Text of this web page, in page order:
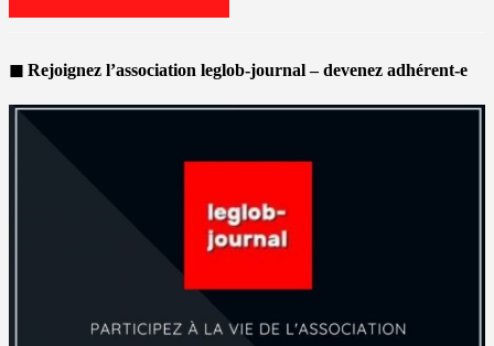
◼ Rejoignez l’association leglob-journal – devenez adhérent-e